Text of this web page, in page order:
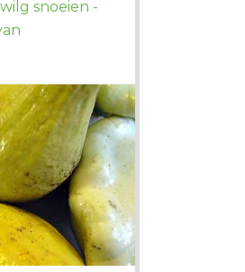
snoeien -